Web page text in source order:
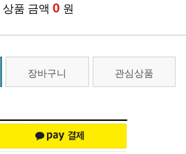
상품 금액 0 원
장바구니 관심상품